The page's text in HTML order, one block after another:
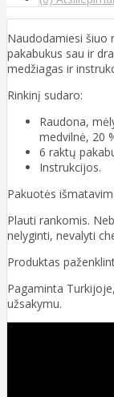
Naudodamiesi šiuo
pakabukus sau ir
medžiagas ir
Rinkinį sudaro:
Raudona,
medvilnė, 20
6 raktų
Instrukcijos.
Pakuotės
Plauti rankomis.
nelyginti, nevalyti
Produktas
Pagaminta
užsakymu.